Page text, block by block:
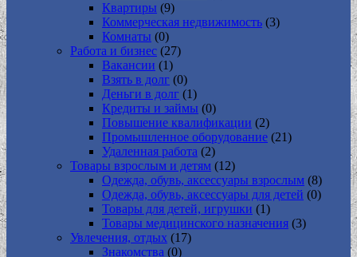
Квартиры (9)
Коммерческая недвижимость (3)
Комнаты (0)
Работа и бизнес (27)
Вакансии (1)
Взять в долг (0)
Деньги в долг (1)
Кредиты и займы (0)
Повышение квалификации (2)
Промышленное оборудование (21)
Удаленная работа (2)
Товары взрослым и детям (12)
Одежда, обувь, аксессуары взрослым (8)
Одежда, обувь, аксессуары для детей (0)
Товары для детей, игрушки (1)
Товары медицинского назначения (3)
Увлечения, отдых (17)
Знакомства (0)